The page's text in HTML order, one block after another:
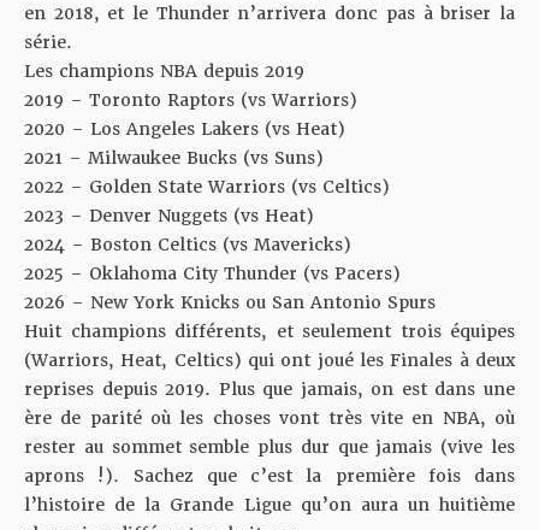
en 2018, et le Thunder n’arrivera donc pas à briser la
série.
Les champions NBA depuis 2019
2019 – Toronto Raptors (vs Warriors)
2020 – Los Angeles Lakers (vs Heat)
2021 – Milwaukee Bucks (vs Suns)
2022 – Golden State Warriors (vs Celtics)
2023 – Denver Nuggets (vs Heat)
2024 – Boston Celtics (vs Mavericks)
2025 – Oklahoma City Thunder (vs Pacers)
2026 – New York Knicks ou San Antonio Spurs
Huit champions différents, et seulement trois équipes
(Warriors, Heat, Celtics) qui ont joué les Finales à deux
reprises depuis 2019. Plus que jamais, on est dans une
ère de parité où les choses vont très vite en NBA, où
rester au sommet semble plus dur que jamais (vive les
aprons !). Sachez que c’est la première fois dans
l’histoire de la Grande Ligue qu’on aura un huitième